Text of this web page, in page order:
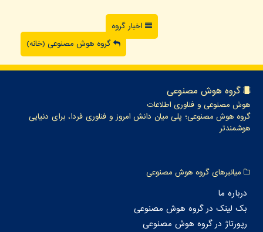
اخبار گروه
گروه هوش مصنوعی (خانه)
گروه هوش مصنوعی
هوش مصنوعی و فناوری اطلاعات
گروه هوش مصنوعی؛ پلی میان دانش امروز و فناوری فردا، برای دنیایی
هوشمندتر
میانبرهای گروه هوش مصنوعی
درباره ما
بک لینک در گروه هوش مصنوعی
رپورتاژ در گروه هوش مصنوعی